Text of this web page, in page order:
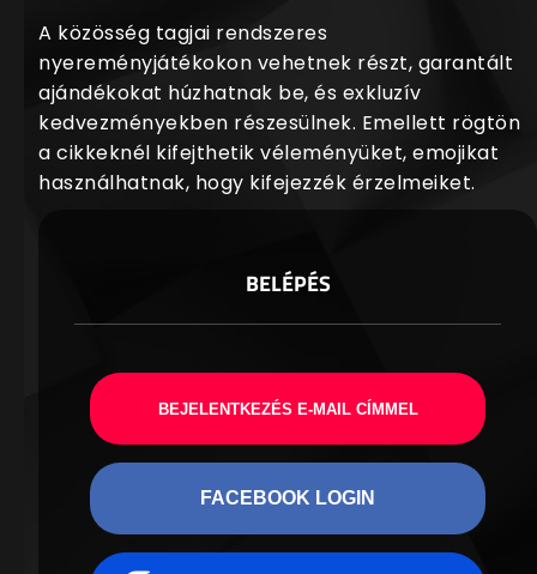
A közösség tagjai rendszeres
nyereményjátékokon vehetnek részt, garantált
ajándékokat húzhatnak be, és exkluzív
kedvezményekben részesülnek. Emellett rögtön
a cikkeknél kifejthetik véleményüket, emojikat
használhatnak, hogy kifejezzék érzelmeiket.
BELÉPÉS
BEJELENTKEZÉS E-MAIL CÍMMEL
FACEBOOK LOGIN